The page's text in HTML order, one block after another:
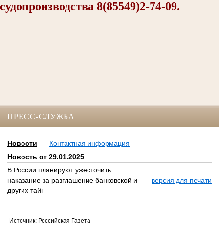
судопроизводства 8(85549)2-74-09.
ПРЕСС-СЛУЖБА
Новости
Контактная информация
Новость от 29.01.2025
В России планируют ужесточить
наказание за разглашение банковской и
других тайн
версия для печати
Источник: Российская Газета